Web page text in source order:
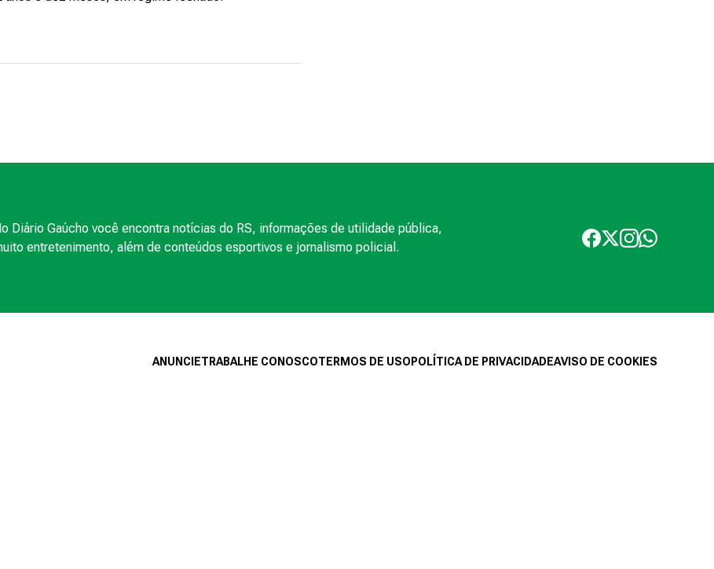
Diário Gaúcho você encontra notícias do RS, informações de utilidade pública,
entretenimento, além de conteúdos esportivos e jornalismo policial.
ANUNCIETRABALHE CONOSCOTERMOS DE USO POLÍTICA DE PRIVACIDADEAVISO DE COOKIES